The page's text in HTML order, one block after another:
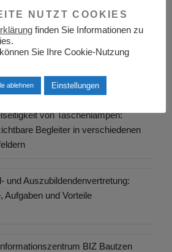
Bayern
von Taschenlampen:
Begleiter in verschiedenen
und Auszubildendenvertretung:
Aufgaben und Vorteile
BIZ Bautzen
NUTZT COOKIES
finden Sie Informationen zu
Sie Ihre Cookie-Nutzung
ablehnen Einstellungen